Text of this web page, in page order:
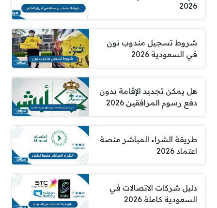
2026
شروط تسجيل مندوب نون
في السعودية 2026
هل يمكن تجديد الإقامة بدون
دفع رسوم المرافقين 2026
طريقة الشراء المباشر منصة
اعتماد 2026
دليل شركات الاتصالات في
السعودية كاملة 2026